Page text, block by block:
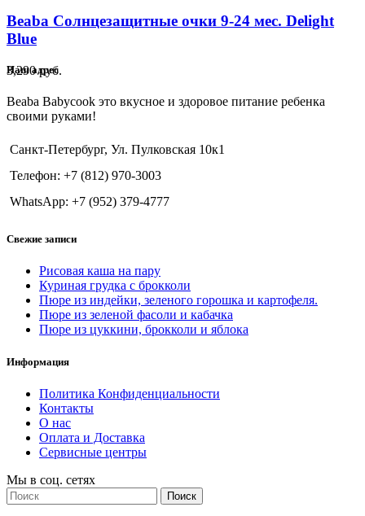
Beaba Солнцезащитные очки 9-24 мес. Delight
Blue
3,290руб.
Наш адрес
Beaba Babycook это вкусное и здоровое питание ребенка
своими руками!
Санкт-Петербург, Ул. Пулковская 10к1
Телефон: +7 (812) 970-3003
WhatsApp: +7 (952) 379-4777
Свежие записи
Рисовая каша на пару
Куриная грудка с брокколи
Пюре из индейки, зеленого горошка и картофеля.
Пюре из зеленой фасоли и кабачка
Пюре из цуккини, брокколи и яблока
Информация
Политика Конфиденциальности
Контакты
О нас
Оплата и Доставка
Сервисные центры
Мы в соц. сетях
Поиск